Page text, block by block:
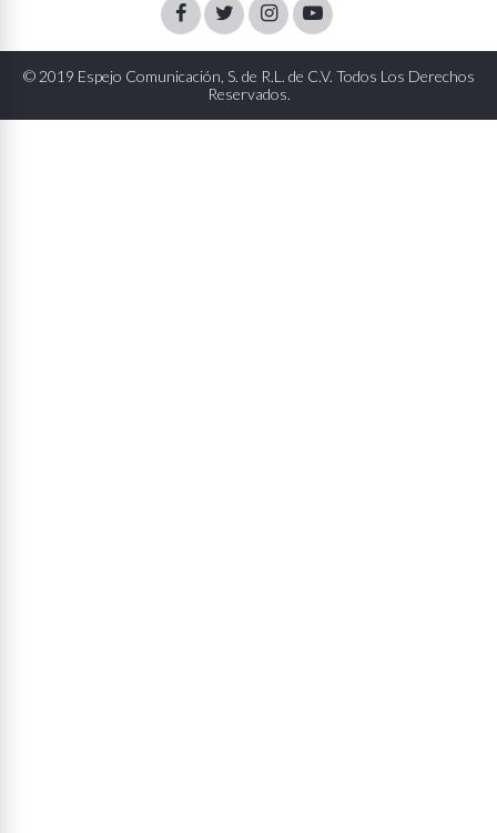
FacebookTwitterInstagram
Youtube
© 2019 Espejo Comunicación, S. de R.L. de C.V. Todos Los Derechos
Reservados.